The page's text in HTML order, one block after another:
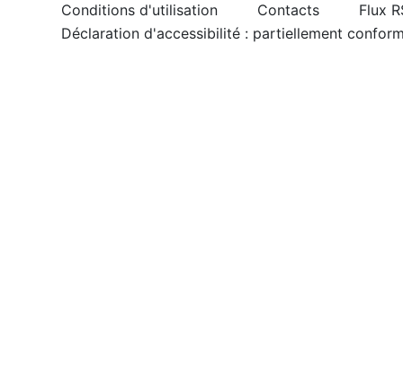
Conditions d'utilisation Contacts
Flux
Déclaration d'accessibilité : partiellement